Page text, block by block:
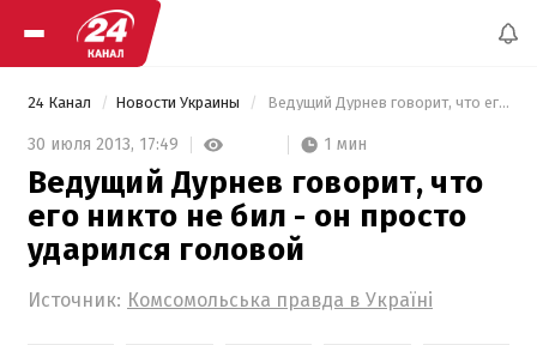
24 Канал Новости Украины Ведущий Дурнев говорит, что его никто не бил - он просто ударился головой
30 июля 2013, 17:49 1 мин
Ведущий Дурнев говорит, что
его никто не бил - он просто
ударился головой
Источник: Комсомольська правда в Україні